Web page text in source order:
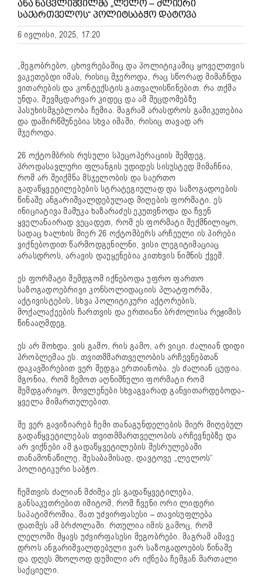
ᲐᲜᲐ ᲜᲐᲪᲕᲚᲘᲨᲕᲘᲚᲛᲐ „ᲚᲔᲚᲝ – ᲫᲚᲘᲔᲠᲘ
ᲡᲐᲥᲐᲠᲗᲕᲔᲚᲝᲡ“ ᲞᲝᲚᲘᲢᲡᲐᲑᲭᲝ ᲓᲐᲢᲝᲕᲐ
6 ივლისი, 2025, 17:20
„მეგობრებო, ცხოვრებაშიც და პოლიტიკაშიც ყოველთვის
ვაკეთებდი იმას, რისიც მჯეროდა, რაც სწორად მიმაჩნდა
ვითარების და კონტექსტის გათვალისწინებით. რა თქმა
უნდა, შევმცდარვარ კიდეც და ამ შეცდომებზე
პასუხისმგებლობა ჩემია. მაგრამ არასდროს გამიკეთებია
და დამირწმუნებია სხვა იმაში, რისიც თავად არ
მჯეროდა.
26 ოქტომბრის რუსული სპეცოპერაციის შემდეგ,
პროდასავლური ფლანგის უდიდეს სისუსტედ მიმაჩნია,
რომ არ შეიქმნა მსჯელობის და საერთო
გადაწყვეტილებების სტრატეგიულად და საზოგადოების
წინაშე ანგარიშვალდებულად მიღების ფორმატი. ეს
ინიციატივა მამუკა ხაზარაძეს ეკუთვნოდა და ჩვენ
ყველანაირად ვეცადეთ, რომ ეს ფორმატი შექმნილიყო,
სადაც ხალხის მიერ 26 ოქტომბერს არჩეული ის პირები
ვიქნებოდით წარმოდგენილნი, ვისი ლეგიტიმაციაც
არასდროს, არავის დაუყენებია კითხვის ნიშნის ქვეშ.
ეს ფორმატი შემდგომ იქნებოდა უფრო ფართო
საზოგადოებრივი კონსოლიდაციის პლატფორმა,
აქტივისტების, სხვა პოლიტიკური აქტორების,
მოქალაქეების ჩართვის და ერთიანი ბრძოლისა რეჟიმის
წინააღმდეგ.
ეს არ მოხდა. ვის გამო, რის გამო, არ ვიცი. ძალიან დიდი
პრობლემაა ეს. თვითმმართველობის არჩევნებთან
დაკავშირებით ვერ შედგა ერთიანობა. ეს ძალიან ცუდია.
მგონია, რომ ზემოთ აღნიშნული ფორმატი რომ
შემდგარიყო, მოვლენები სხვაგვარად განვითარდებოდა-
ყველა მიმართულებით.
მე ვერ გავიზიარებ ჩემი თანაგუნდელების მიერ მიღებულ
გადაწყვეტილებას თვითმმართველობის არჩევნებზე და
არ ვიქნები ამ გადაწყვეტილების შესრულებაში
თანამონაწილე, შესაბამისად, დავტოვე „ლელოს“
პოლიტიკური საბჭო.
ჩემთვის ძალიან მძიმეა ეს გადაწყვეტილება,
განსაკუთრებით იმიტომ, რომ ჩვენი ორი ლიდერი
საპატიმროშია, მათ უძვირფასესი – თავისუფლება
დათმეს ამ ბრძოლაში. რთულია იმის გამოც, რომ
ლელოში მყავს უძვირფასესი მეგობრები. მაგრამ ამავე
დროს ანგარიშვალდებული ვარ საზოგადოების წინაშე
და დღეს მხოლოდ დუმილი არ იქნება ჩემგან მართალი
საქციელი.